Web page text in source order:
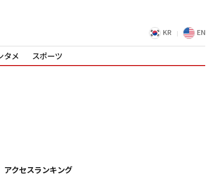
KR EN
タメ スポーツ
アクセスランキング